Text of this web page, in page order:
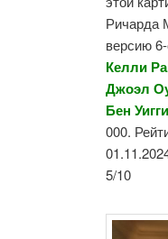
Ричарда
версию
Келли
Джоэл
Бен
000.
5/10